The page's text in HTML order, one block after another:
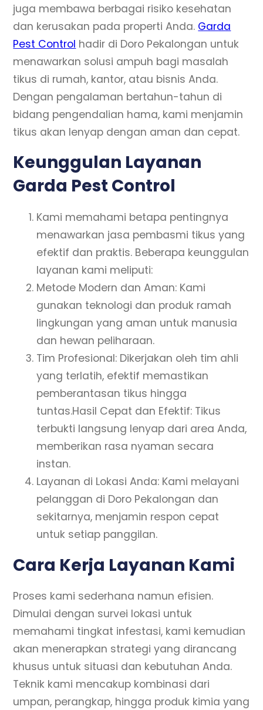
juga membawa berbagai risiko kesehatan
dan kerusakan pada properti Anda. Garda
Pest Control hadir di Doro Pekalongan untuk
menawarkan solusi ampuh bagi masalah
tikus di rumah, kantor, atau bisnis Anda.
Dengan pengalaman bertahun-tahun di
bidang pengendalian hama, kami menjamin
tikus akan lenyap dengan aman dan cepat.
Keunggulan Layanan
Garda Pest Control
Kami memahami betapa pentingnya
menawarkan jasa pembasmi tikus yang
efektif dan praktis. Beberapa keunggulan
layanan kami meliputi:
Metode Modern dan Aman: Kami
gunakan teknologi dan produk ramah
lingkungan yang aman untuk manusia
dan hewan peliharaan.
Tim Profesional: Dikerjakan oleh tim ahli
yang terlatih, efektif memastikan
pemberantasan tikus hingga
tuntas.Hasil Cepat dan Efektif: Tikus
terbukti langsung lenyap dari area Anda,
memberikan rasa nyaman secara
instan.
Layanan di Lokasi Anda: Kami melayani
pelanggan di Doro Pekalongan dan
sekitarnya, menjamin respon cepat
untuk setiap panggilan.
Cara Kerja Layanan Kami
Proses kami sederhana namun efisien.
Dimulai dengan survei lokasi untuk
memahami tingkat infestasi, kami kemudian
akan menerapkan strategi yang dirancang
khusus untuk situasi dan kebutuhan Anda.
Teknik kami mencakup kombinasi dari
umpan, perangkap, hingga produk kimia yang